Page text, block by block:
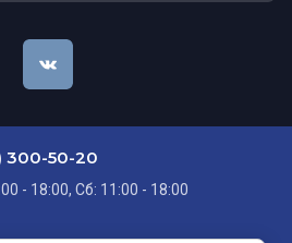
300-50-20
- 18:00, Сб: 11:00 - 18:00